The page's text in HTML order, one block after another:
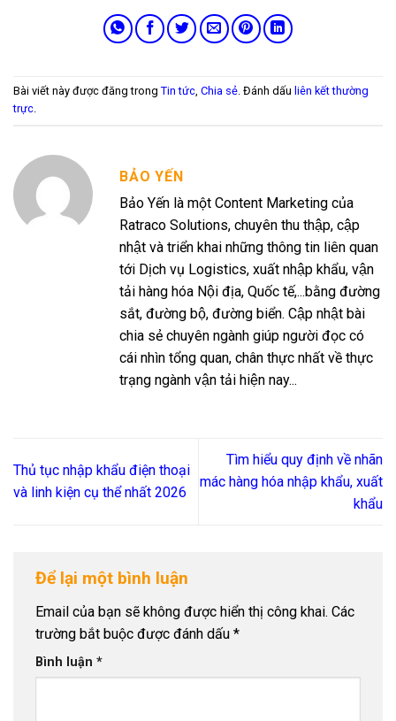
Bài viết này được đăng trong Tin tức, Chia sẻ. Đánh dấu liên kết thường
trực.
BẢO YẾN
Bảo Yến là một Content Marketing của
Ratraco Solutions, chuyên thu thập, cập
nhật và triển khai những thông tin liên quan
tới Dịch vụ Logistics, xuất nhập khẩu, vận
tải hàng hóa Nội địa, Quốc tế,...bằng đường
sắt, đường bộ, đường biển. Cập nhật bài
chia sẻ chuyên ngành giúp người đọc có
cái nhìn tổng quan, chân thực nhất về thực
trạng ngành vận tải hiện nay...
Thủ tục nhập khẩu điện thoại
và linh kiện cụ thể nhất 2026
Tìm hiểu quy định về nhãn
mác hàng hóa nhập khẩu, xuất
khẩu
Để lại một bình luận
Email của bạn sẽ không được hiển thị công khai. Các
trường bắt buộc được đánh dấu *
Bình luận *